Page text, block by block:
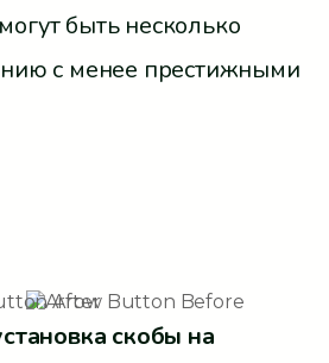
быть несколько
с менее престижными
скобы на